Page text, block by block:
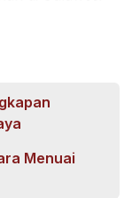
Menuai